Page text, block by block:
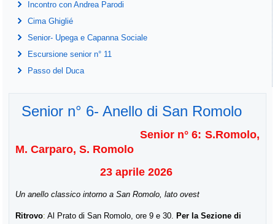
Incontro con Andrea Parodi
Cima Ghiglié
Senior- Upega e Capanna Sociale
Escursione senior n° 11
Passo del Duca
Senior n° 6- Anello di San Romolo
Senior n°6: S.Romolo,
M. Carparo, S. Romolo
23 aprile 2026
Unanello classico intorno a San Romolo, lato ovest
Ritrovo:Al Prato di San Romolo, ore 9 e 30. Per la Sezione di